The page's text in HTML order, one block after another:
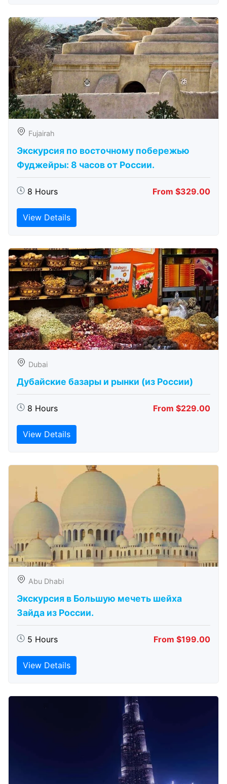
Fujairah
Экскурсия по восточному побережью
Фуджейры: 8 часов от России.
8 Hours From $329.00
View Details
Dubai
Дубайские базары и рынки (из России)
8 Hours From $229.00
View Details
Abu Dhabi
Экскурсия в Большую мечеть шейха
Зайда из России.
5 Hours From $199.00
View Details